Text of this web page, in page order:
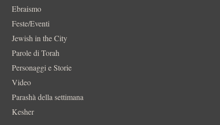
Ebraismo
Feste/Eventi
Jewish in the City
Parole di Torah
Personaggi e Storie
Video
Parashà della settimana
Kesher